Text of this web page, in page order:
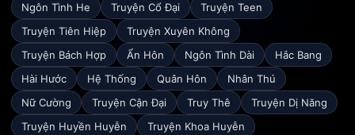
Ngôn Tình He
Truyện Cổ Đại
Truyện Teen
Truyện Tiên Hiệp
Truyện Xuyên Không
Truyện Bách Hợp
Ẩn Hôn Ngôn Tình Dài
Hắc Bang
Hài Hước
Hệ Thống Quân Hôn
Nhân Thú
Nữ Cường
Truyện Cận Đại Truy Thê
Truyện Dị Năng
Truyện Huyền Huyễn
Truyện Khoa Huyễn